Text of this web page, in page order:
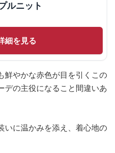
ルニット
細を見る
鮮やかな赤色が目を引くこの
デの主役になること間違いあ
いに温かみを添え、着心地の